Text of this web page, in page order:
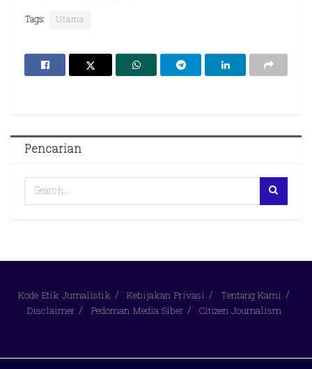
Tags: Utama
Pencarian
Kode Etik Jurnalistik Kebijakan Privasi
Tentang Kami
Disclaimer
Pedoman Media Siber Citizen Journalism